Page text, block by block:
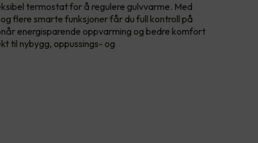
termostat for å regulere gulvvarme. Med
flere smarte funksjoner får du full kontroll på
energisparende oppvarming og bedre komfort
til nybygg, oppussings- og